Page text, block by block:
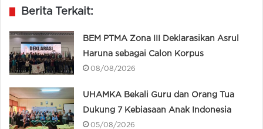
Berita Terkait:
BEM PTMA Zona III Deklarasikan Asrul
Haruna sebagai Calon Korpus
08/08/2026
UHAMKA Bekali Guru dan Orang Tua
Dukung 7 Kebiasaan Anak Indonesia
05/08/2026